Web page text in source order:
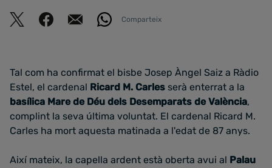
Comparteix
Tal com ha confirmat el bisbe Josep Àngel Saiz a Ràdio
Estel, el cardenal Ricard M. Carles serà enterrat a la
basílica Mare de Déu dels Desemparats de València,
complint la seva última voluntat. El cardenal Ricard M.
Carles ha mort aquesta matinada a l'edat de 87 anys.
Així mateix, la capella ardent està oberta avui al Palau